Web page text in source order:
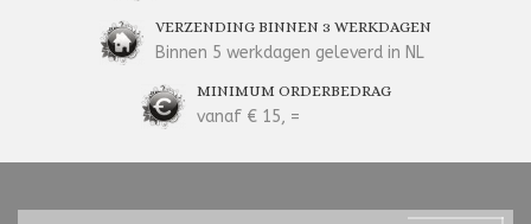
VERZENDING BINNEN 3 WERKDAGEN
Binnen 5 werkdagen geleverd in NL
MINIMUM ORDERBEDRAG
vanaf € 15, =